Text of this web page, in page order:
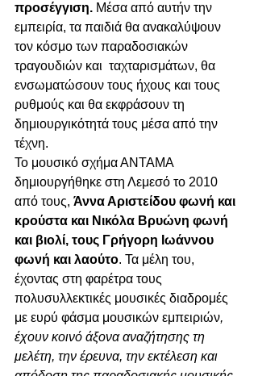
προσέγγιση. Μέσα από αυτήν την
εμπειρία, τα παιδιά θα ανακαλύψουν
τον κόσμο των παραδοσιακών
τραγουδιών και  ταχταρισμάτων, θα
ενσωματώσουν τους ήχους και τους
ρυθμούς και θα εκφράσουν τη
δημιουργικότητά τους μέσα από την
τέχνη.
Το μουσικό σχήμα ΑΝΤΑΜΑ
δημιουργήθηκε στη Λεμεσό το 2010
από τους, Άννα Αριστείδου φωνή και
κρούστα και Νικόλα Βρυώνη φωνή
και βιολί, τους Γρήγορη Ιωάννου
φωνή και λαούτο. Τα μέλη του,
έχοντας στη φαρέτρα τους
πολυσυλλεκτικές μουσικές διαδρομές
με ευρύ φάσμα μουσικών εμπειριών,
έχουν κοινό άξονα αναζήτησης τη
μελέτη, την έρευνα, την εκτέλεση και